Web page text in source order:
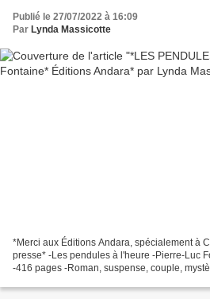
Publié le 27/07/2022 à 16:09
Par Lynda Massicotte
*Merci aux Éditions Andara, spécialement à
presse* -Les pendules à l'heure -Pierre-Luc
-416 pages -Roman, suspense, couple,